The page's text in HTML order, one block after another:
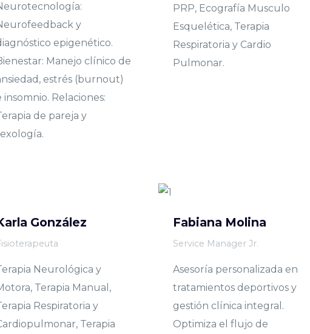
y
epigenético.
Manejo clínico de
estrés (burnout)
insomnio. Relaciones:
de pareja y
PRP, Ecografía Musculo
Esquelética, Terapia
Respiratoria y Cardio
Pulmonar.
González
Neurológica y
Terapia Manual,
Respiratoria y
Terapia
Fabiana Molina
Service Manager Jr.
Asesoría personalizada en
tratamientos deportivos y
gestión clínica integral.
Optimiza el flujo de